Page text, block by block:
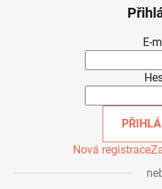
E-
Nová registrace